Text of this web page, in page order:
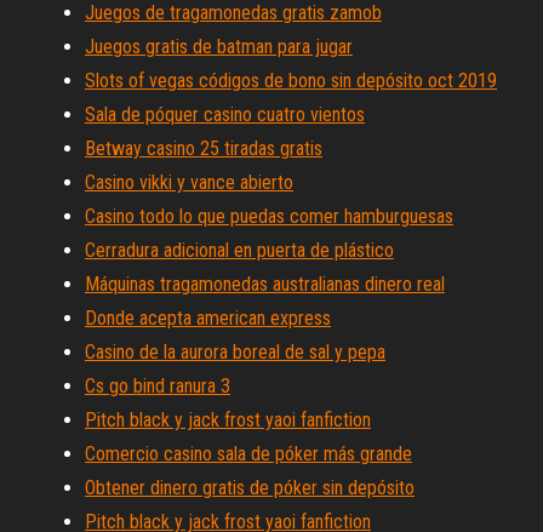
Juegos de tragamonedas gratis zamob
Juegos gratis de batman para jugar
Slots of vegas códigos de bono sin depósito oct 2019
Sala de póquer casino cuatro vientos
Betway casino 25 tiradas gratis
Casino vikki y vance abierto
Casino todo lo que puedas comer hamburguesas
Cerradura adicional en puerta de plástico
Máquinas tragamonedas australianas dinero real
Donde acepta american express
Casino de la aurora boreal de sal y pepa
Cs go bind ranura 3
Pitch black y jack frost yaoi fanfiction
Comercio casino sala de póker más grande
Obtener dinero gratis de póker sin depósito
Pitch black y jack frost yaoi fanfiction